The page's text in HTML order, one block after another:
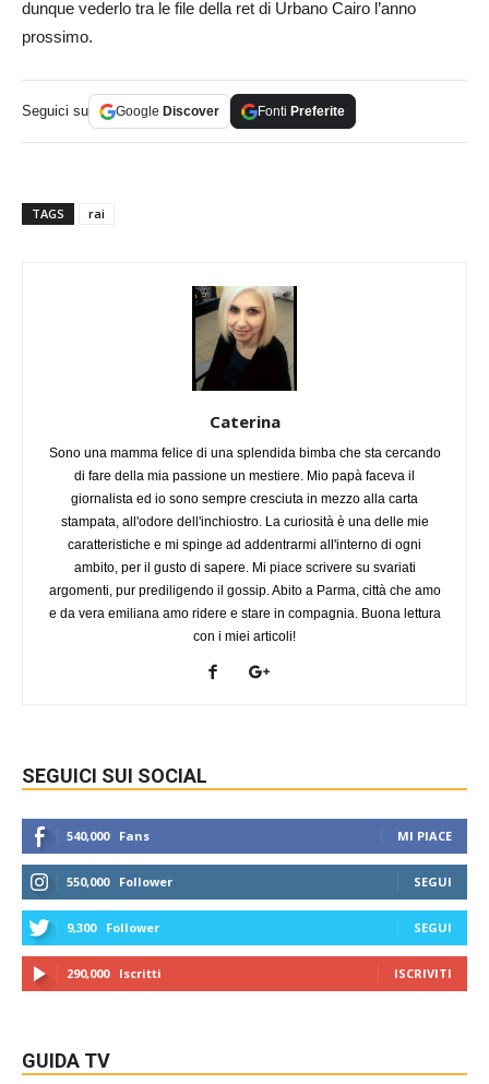
dunque vederlo tra le file della ret di Urbano Cairo l’anno
prossimo.
Seguici su Google Discover Fonti Preferite
TAGS rai
Caterina
Sono una mamma felice di una splendida bimba che sta cercando
di fare della mia passione un mestiere. Mio papà faceva il
giornalista ed io sono sempre cresciuta in mezzo alla carta
stampata, all'odore dell'inchiostro. La curiosità è una delle mie
caratteristiche e mi spinge ad addentrarmi all'interno di ogni
ambito, per il gusto di sapere. Mi piace scrivere su svariati
argomenti, pur prediligendo il gossip. Abito a Parma, città che amo
e da vera emiliana amo ridere e stare in compagnia. Buona lettura
con i miei articoli!
SEGUICI SUI SOCIAL
540,000 Fans MI PIACE
550,000 Follower SEGUI
9,300 Follower SEGUI
290,000 Iscritti ISCRIVITI
GUIDA TV